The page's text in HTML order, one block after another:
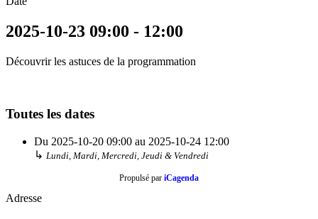
2025-10-23 09:00 - 12:00
Découvrir les astuces de la programmation
Toutes les dates
Du 2025-10-20 09:00 au 2025-10-24 12:00
↳ Lundi, Mardi, Mercredi, Jeudi & Vendredi
Propulsé par iCagenda
Adresse